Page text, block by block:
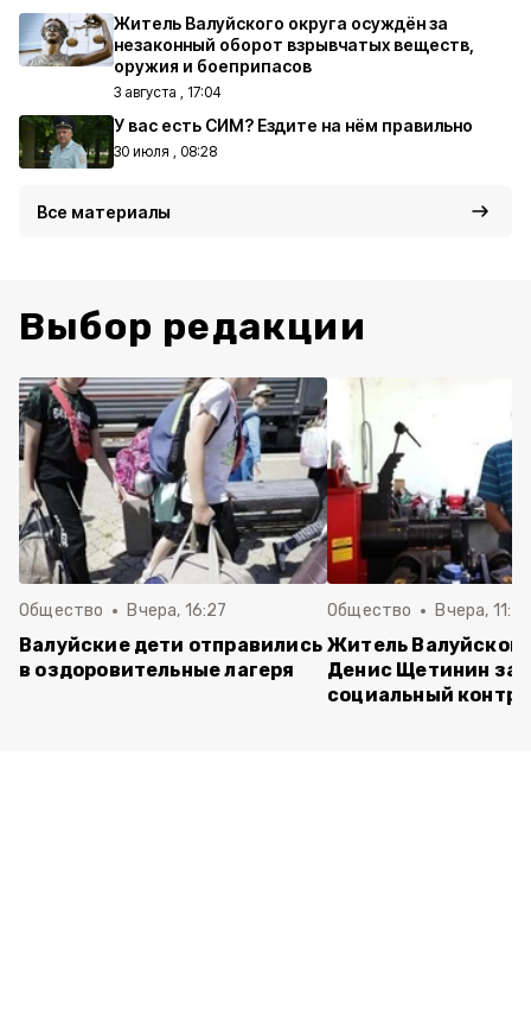
Житель Валуйского округа осуждён за
незаконный оборот взрывчатых веществ,
оружия и боеприпасов
3 августа , 17:04
У вас есть СИМ? Ездите на нём правильно
30 июля , 08:28
Все материалы
Выбор редакции
Общество Вчера, 16:27
Валуйские дети отправились
в оздоровительные лагеря
Общество Вчера,
Житель
Денис Щетинин
социальный